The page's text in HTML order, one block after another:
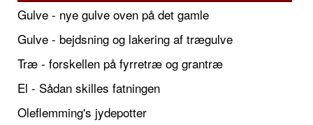
Gulve - nye gulve oven på det gamle
Gulve - bejdsning og lakering af trægulve
Træ - forskellen på fyrretræ og grantræ
El - Sådan skilles fatningen
Oleflemming's jydepotter